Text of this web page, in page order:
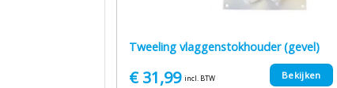
Tweeling vlaggenstokhouder (gevel)
€31,99 incl. BTW Bekijken